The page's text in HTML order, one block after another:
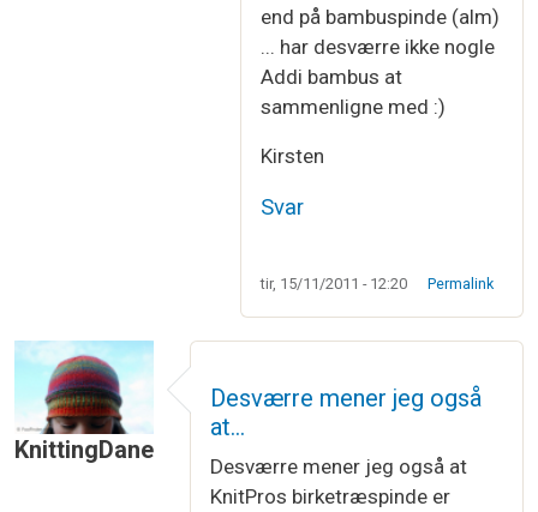
end på bambuspinde (alm)
... har desværre ikke nogle
Addi bambus at
sammenligne med :)
Kirsten
Svar
tir, 15/11/2011 - 12:20 Permalink
KnittingDane
Desværre mener jeg også
at…
Desværre mener jeg også at
KnitPros birketræspinde er